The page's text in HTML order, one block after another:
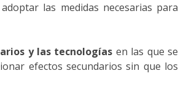
las medidas necesarias para
y las tecnologías en las que se
efectos secundarios sin que los